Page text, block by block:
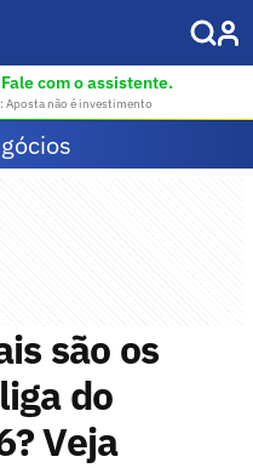
Fale com o assistente.
Aposta não é investimento
são os
do
Veja